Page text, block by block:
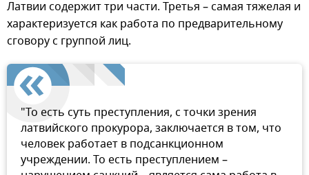
Латвии содержит три части. Третья – самая тяжелая и
характеризуется как работа по предварительному
сговору с группой лиц.
"То есть суть преступления, с точки зрения
латвийского прокурора, заключается в том, что
человек работает в подсанкционном
учреждении. То есть преступлением –